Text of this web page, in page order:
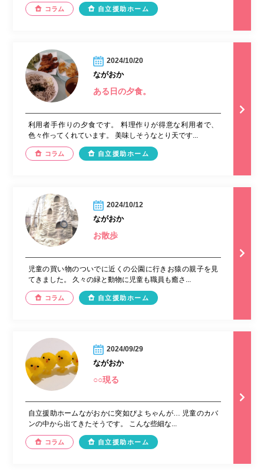
コラム 自立援助ホーム
2024/10/20
ながおか
ある日の夕食。
利用者手作りの夕食です。 料理作りが得意な利用者で、
色々作ってくれています。 美味しそうなとり天です...
コラム 自立援助ホーム
2024/10/12
ながおか
お散歩
児童の買い物のついでに近くの公園に行きお猿の親子を見
てきました。 久々の緑と動物に児童も職員も癒さ...
コラム 自立援助ホーム
2024/09/29
ながおか
○○現る
自立援助ホームながおかに突如ぴよちゃんが… 児童のカバ
ンの中から出てきたそうです。 こんな些細な...
コラム 自立援助ホーム